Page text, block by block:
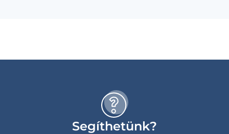
Segíthetünk?